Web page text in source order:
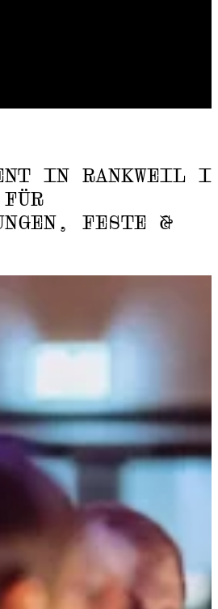
IN RANKWEIL
FESTE &